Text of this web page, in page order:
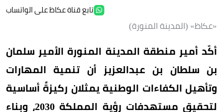
تابع قناة عكاظ على الواتساب
«عكاظ» (المدينة المنورة)
أكّد أمير منطقة المدينة المنورة الأمير سلمان
بن سلطان بن عبدالعزيز أن تنمية المهارات
وتأهيل الكفاءات الوطنية يمثلان ركيزةً أساسية
لتحقيق مستهدفات رؤية المملكة 2030، وبناء